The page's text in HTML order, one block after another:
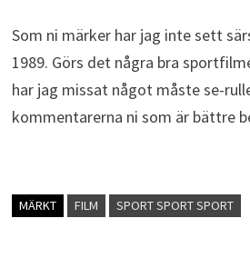
Som ni märker har jag inte sett
1989. Görs det några bra
har jag missat något måste se-
kommentarerna ni som är bättre
MÄRKT FILM SPORT SPORT SPORT